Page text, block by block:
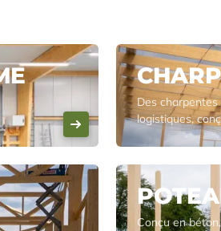
Des
logistiques,
Conçu en